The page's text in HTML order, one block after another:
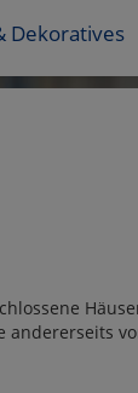
Dekoratives